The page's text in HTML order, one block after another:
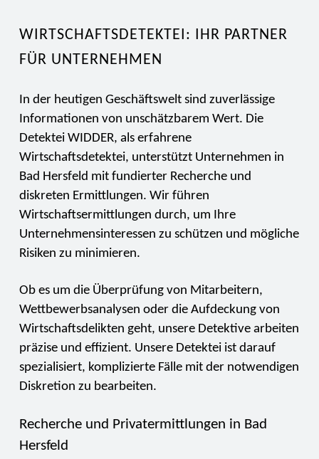
WIRTSCHAFTSDETEKTEI: IHR PARTNER
FÜR UNTERNEHMEN
In der heutigen Geschäftswelt sind zuverlässige
Informationen von unschätzbarem Wert. Die
Detektei WIDDER, als erfahrene
Wirtschaftsdetektei, unterstützt Unternehmen in
Bad Hersfeld mit fundierter Recherche und
diskreten Ermittlungen. Wir führen
Wirtschaftsermittlungen durch, um Ihre
Unternehmensinteressen zu schützen und mögliche
Risiken zu minimieren.
Ob es um die Überprüfung von Mitarbeitern,
Wettbewerbsanalysen oder die Aufdeckung von
Wirtschaftsdelikten geht, unsere Detektive arbeiten
präzise und effizient. Unsere Detektei ist darauf
spezialisiert, komplizierte Fälle mit der notwendigen
Diskretion zu bearbeiten.
Recherche und Privatermittlungen in Bad
Hersfeld